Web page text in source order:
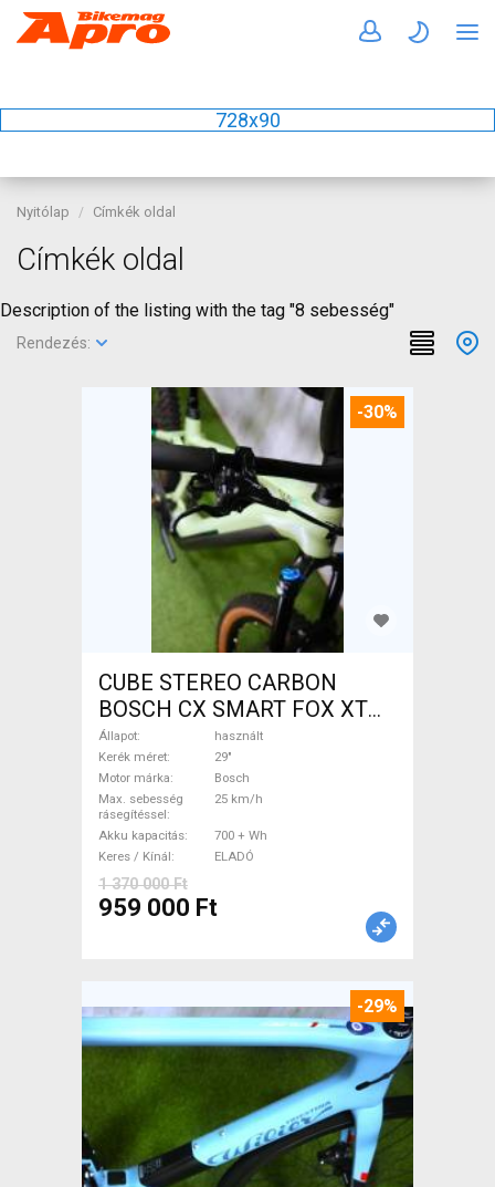
728x90
Nyitólap Címkék oldal
Címkék oldal
Description of the listing with the tag "8 sebesség"
Rendezés:
-30%
CUBE STEREO CARBON
BOSCH CX SMART FOX XT
Elektromos Mountain Bike
29" össztelós / fully Bosch
használt ELADÓ
Állapot
használt
Kerék méret
29"
Motor márka
Bosch
Max. sebesség
rásegítéssel
25 km/h
Akku kapacitás
700 + Wh
Keres / Kínál
ELADÓ
1 370 000 Ft
959 000 Ft
-29%